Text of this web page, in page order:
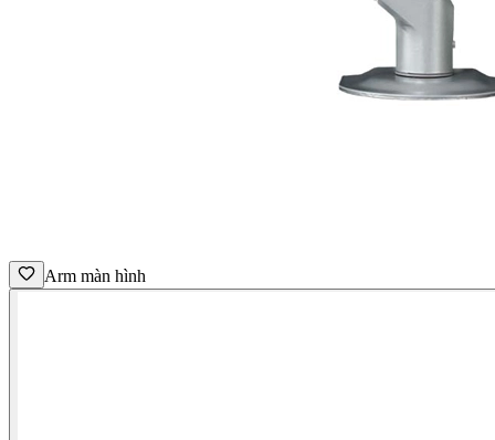
Arm màn hình